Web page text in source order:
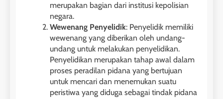
merupakan bagian dari institusi kepolisian
negara.
Wewenang Penyelidik: Penyelidik memiliki
wewenang yang diberikan oleh undang-
undang untuk melakukan penyelidikan.
Penyelidikan merupakan tahap awal dalam
proses peradilan pidana yang bertujuan
untuk mencari dan menemukan suatu
peristiwa yang diduga sebagai tindak pidana